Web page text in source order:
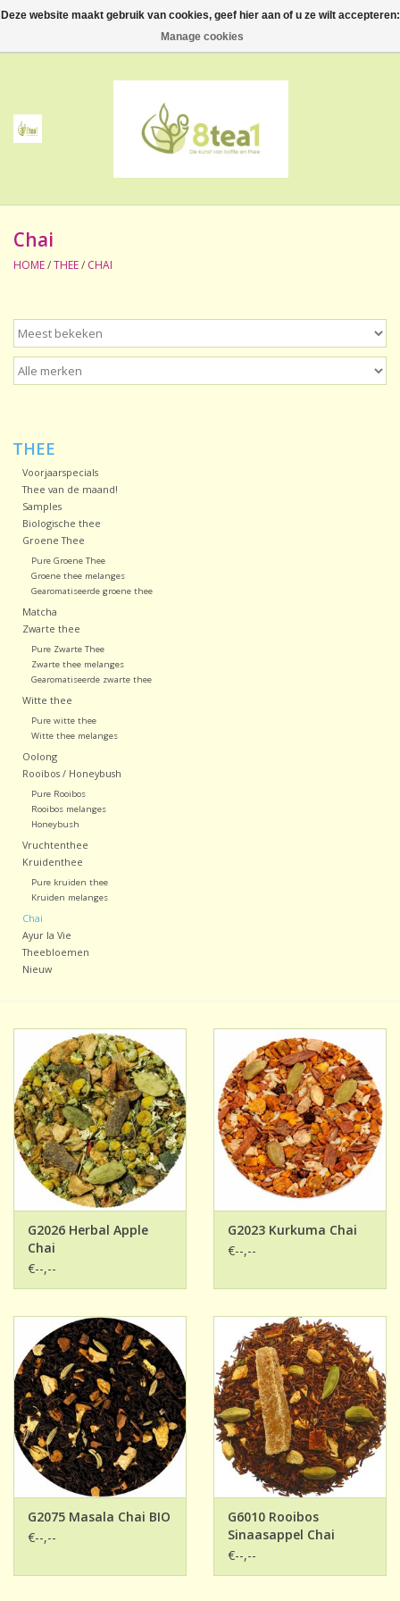
0 Artikelen - €--,--
Thee
Accessoires
BeppeDeli en 8tea1
Contact
Laatste kans!
Chai
HOME/THEE/ CHAI
THEE
Voorjaarspecials
Thee van de maand!
Samples
Biologische thee
Groene Thee
Pure Groene Thee
Groene thee melanges
Gearomatiseerde groene thee
Matcha
Zwarte thee
Pure Zwarte Thee
Zwarte thee melanges
Gearomatiseerde zwarte thee
Witte thee
Pure witte thee
Witte thee melanges
Oolong
Rooibos / Honeybush
Pure Rooibos
Rooibos melanges
Honeybush
Vruchtenthee
Kruidenthee
Pure kruiden thee
Kruiden melanges
Chai
Ayur la Vie
Theebloemen
Nieuw
G2026 Herbal Apple
Chai
€--,--
G2023 Kurkuma Chai
€--,--
G2075 Masala Chai BIO
€--,--
G6010 Rooibos
Sinaasappel Chai
€--,--
Deze website maakt gebruik van cookies, geef hier aan of u ze wilt accepteren:
Manage cookies